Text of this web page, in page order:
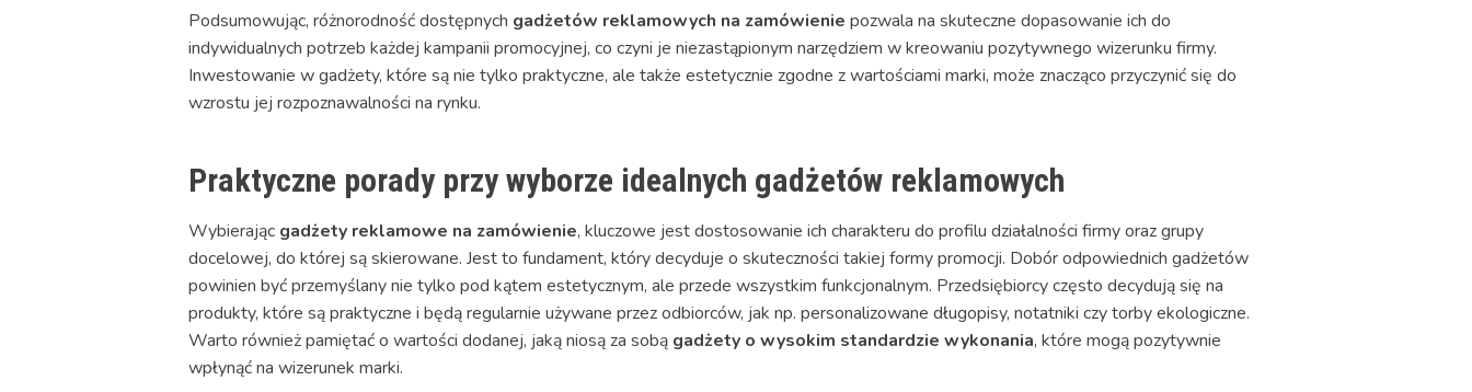
Podsumowując, różnorodność dostępnych gadżetów reklamowych na zamówienie pozwala na skuteczne dopasowanie ich do
indywidualnych potrzeb każdej kampanii promocyjnej, co czyni je niezastąpionym narzędziem w kreowaniu pozytywnego wizerunku firmy.
Inwestowanie w gadżety, które są nie tylko praktyczne, ale także estetycznie zgodne z wartościami marki, może znacząco przyczynić się do
wzrostu jej rozpoznawalności na rynku.
Praktyczne porady przy wyborze idealnych gadżetów reklamowych
Wybierając gadżety reklamowe na zamówienie, kluczowe jest dostosowanie ich charakteru do profilu działalności firmy oraz grupy
docelowej, do której są skierowane. Jest to fundament, który decyduje o skuteczności takiej formy promocji. Dobór odpowiednich gadżetów
powinien być przemyślany nie tylko pod kątem estetycznym, ale przede wszystkim funkcjonalnym. Przedsiębiorcy często decydują się na
produkty, które są praktyczne i będą regularnie używane przez odbiorców, jak np. personalizowane długopisy, notatniki czy torby ekologiczne.
Warto również pamiętać o wartości dodanej, jaką niosą za sobą gadżety o wysokim standardzie wykonania, które mogą pozytywnie
wpłynąć na wizerunek marki.